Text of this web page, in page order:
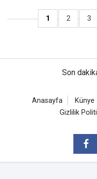
1 2 3
Son
Anasayfa Künye
Gizlilik